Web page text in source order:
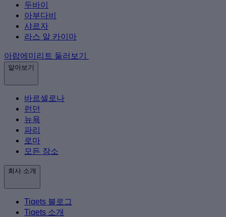
두바이
아부다비
샤르자
라스 알 카이마
아랍에미리트 둘러보기
알아보기
바르셀로나
런던
뉴욕
파리
로마
모든 장소
회사 소개
Tiqets 블로그
Tiqets 소개